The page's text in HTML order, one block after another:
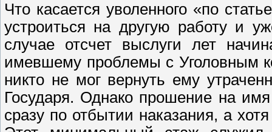
Что касается уволенного «по
устроиться на другую работу и
случае отсчет выслуги лет
имевшему проблемы с Уголовным
никто не мог вернуть ему
Государя. Однако прошение на
сразу по отбытии наказания, а